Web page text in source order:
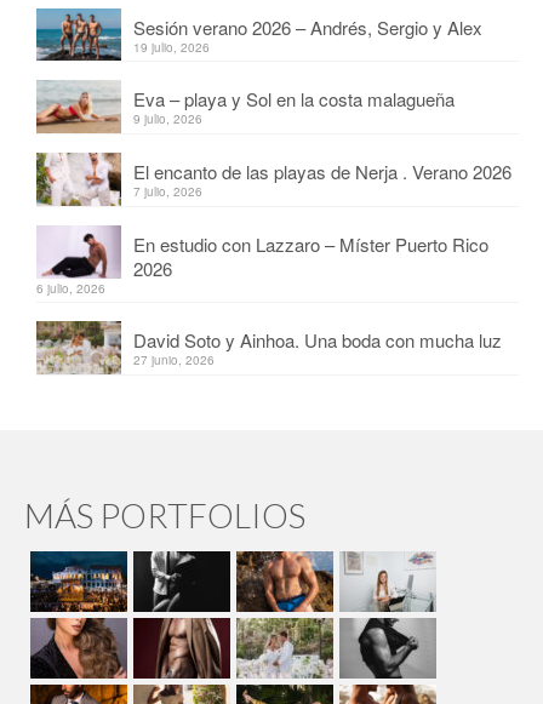
Sesión verano 2026 – Andrés, Sergio y Alex
19 julio, 2026
Eva – playa y Sol en la costa malagueña
9 julio, 2026
El encanto de las playas de Nerja . Verano 2026
7 julio, 2026
En estudio con Lazzaro – Míster Puerto Rico
2026
6 julio, 2026
David Soto y Ainhoa. Una boda con mucha luz
27 junio, 2026
MÁS PORTFOLIOS